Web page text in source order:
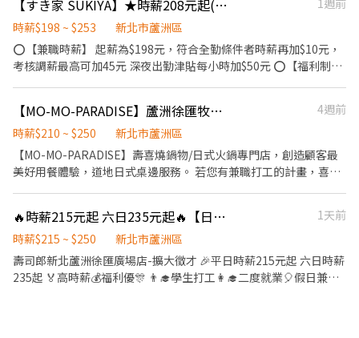
級。
BELLINI CAFFÈ、BELLINI Pasta Pasta、MOLINO手工義大利麵 ★
日式鍋物餐廳：Mo-Mo-Paradise壽喜燒 ★日式天婦羅專門店：天
吉屋、吉天麩羅 全台直營店鋪皆位於各大百貨商場，並持續穩定發
展中。 -------------------------------------------------------------
------------- 【應徵須知】 ①詳閱工作內容後，請審慎提出應徵申
請。 ②履歷初審合適者，將邀請實體面談，初審資格不符者則不另
行通知。 ③錄取的實際任用職稱及薪資，依面談結果與經驗核定職
級。
作 2. 內、外場聯繫及顧客諮詢服務 3. 店內環境、座位區清潔整理 4.
收銀結帳，開店前準備及閉店整理作業 5. 完成主管交付工作 ✅工作
時段 中班：12:00~18:00 晚班：18:00~22:30或23:00 ※排班區間另
安排休息時間，週六、週日有一天可排班者尤佳。 ※彈性排班可討
數須達60小時以上。 ✅環提供免費溫馨員工餐點、交通便利通勤上
班很方便。 ✅歡迎無餐飲工作經驗、對餐飲業有熱忱的您，加入三
-------------------- 『加入三澧 成為家人』共同創造無限可能。
1998年於台灣成立-日商三澧餐飲集團 HUMAX ASIA，屬於日本
Wondertable餐飲集團在台分公司。 深耕台灣多年的日本與義大利
美食連鎖品牌，旗下六大連鎖餐飲品牌包含， ★義式料理餐廳：
日式鍋物餐廳：Mo-Mo-Paradise壽喜燒 ★日式天婦羅專門店：天
吉屋、吉天麩羅 全台直營店鋪皆位於各大百貨商場，並持續穩定發
展中。 -------------------------------------------------------------
【すき家 SUKIYA】★時薪208元起(含全勤)★蘆洲三民店
1週前
時薪$198 ~ $253
新北市蘆洲區
⭕【兼職時薪】 起薪為$198元，符合全勤條件者時薪再加$10元，
考核調薪最高可加45元 深夜出勤津貼每小時加$50元 ⭕【福利制
健檢 ★勞保、健保，6％勞退提撥 ⭕【工作說明】 《內場》:餐點製
作、食材備料、進貨盤點 《外場》:接待服務顧客、收銀結帳、環境
整潔 ★開朗活潑有笑容 ★ＳＯＰ專業流程 ★無經驗可 ★提供完善
職前教育訓練 ⭕【經營理念】 我們是日本第一的速食連鎖ZENSHO
現作提供美味可口的日本國民美食-牛丼/咖哩，並以舒適衛生的用
餐環境、熱情用心的服務態度、平實親民的誠懇價格，強調食品安
受用餐的樂趣。
【MO-MO-PARADISE】蘆洲徐匯牧場-外場兼職(中班,晚班)-C12
4週前
時薪$210 ~ $250
新北市蘆洲區
【MO-MO-PARADISE】壽喜燒鍋物/日式火鍋專門店，創造顧客最
美好用餐體驗，道地日式桌邊服務。 若您有兼職打工的計畫，喜歡
諮詢服務 3. 店內環境、座位區清潔整理 4. 收銀結帳，開店前準備及
閉店整理作業 5. 完成主管交付工作 ✅工作時段 中班：12:00~22:00
晚班：17:00~22:30 或 23:00 ※排班區間另安排休息時間；彈性排班
可討論喔。週五至週日可排班者尤佳。 ✅薪資： 時薪210元~250
🔥時薪215元起 六日235元起🔥【日商 壽司郎 蘆洲徐匯廣場店 兼職人員】
1天前
時薪$215 ~ $250
新北市蘆洲區
壽司郎新北蘆洲徐匯廣場店-擴大徵才 🎉平日時薪215元起 六日時薪
235起 🏅高時薪💰福利優🎊 👨‍🎓學生打工👩‍🎓二度就業🎈假日兼職